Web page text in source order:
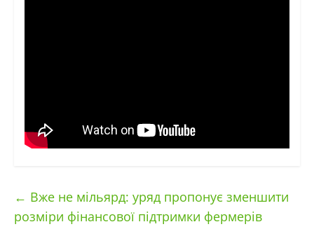
← Вже не мільярд: уряд пропонує зменшити
розміри фінансової підтримки фермерів